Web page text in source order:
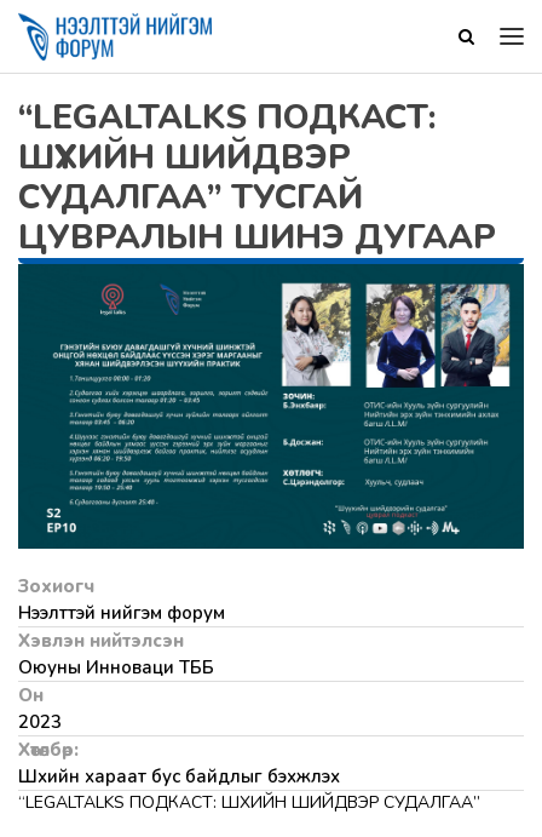
“LEGALTALKS ПОДКАСТ:
ШҮҮХИЙН ШИЙДВЭР
СУДАЛГАА” ТУСГАЙ
ЦУВРАЛЫН ШИНЭ ДУГААР
Зохиогч
Нээлттэй нийгэм форум
Хэвлэн нийтэлсэн
Оюуны Инноваци ТББ
Он
2023
Хөтөлбөр:
Шүүхийн хараат бус байдлыг бэхжүүлэх
“LEGALTALKS ПОДКАСТ: ШҮҮХИЙН ШИЙДВЭР СУДАЛГАА”